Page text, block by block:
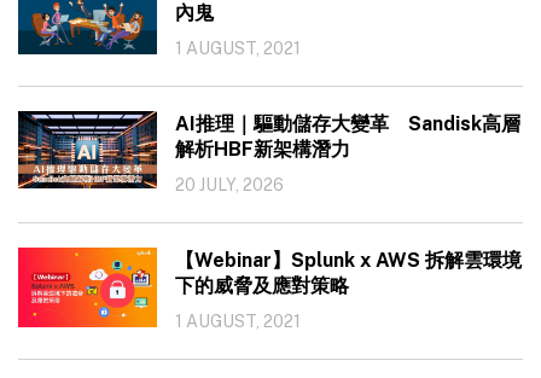
內鬼
1 AUGUST, 2021
AI推理｜驅動儲存大變革 Sandisk高層
解析HBF新架構潛力
20 JULY, 2026
【Webinar】Splunk x AWS 拆解雲環境
下的威脅及應對策略
1 AUGUST, 2021